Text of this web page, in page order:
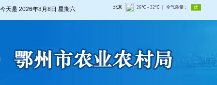
今天是 2026年8月8日 星期六